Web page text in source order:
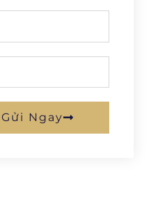
Gửi Ngay